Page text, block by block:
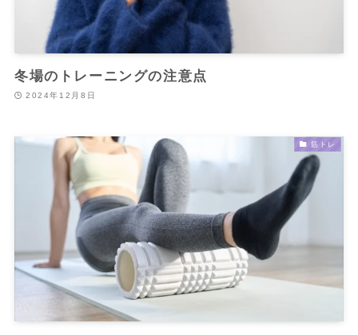
冬場のトレーニングの注意点
2024年12月8日
筋トレ